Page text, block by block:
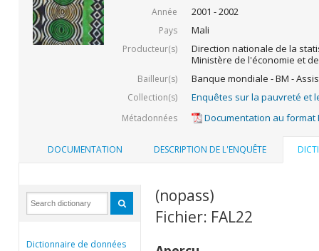
Année 2001 - 2002
Pays Mali
Producteur(s)
Direction nationale de la
Ministère de l'économie et
Bailleur(s) Banque mondiale - BM -
Collection(s) Enquêtes sur la pauvreté et
Métadonnées Documentation au format
DOCUMENTATION DESCRIPTION DE L'ENQUÊTE
Dictionnaire de données
(nopass)
Fichier: FAL22